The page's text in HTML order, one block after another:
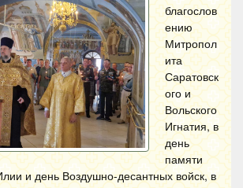
благослов
ению
Митропол
ита
Саратовск
ого и
Вольского
Игнатия, в
день
памяти
и день Воздушно-десантных войск, в